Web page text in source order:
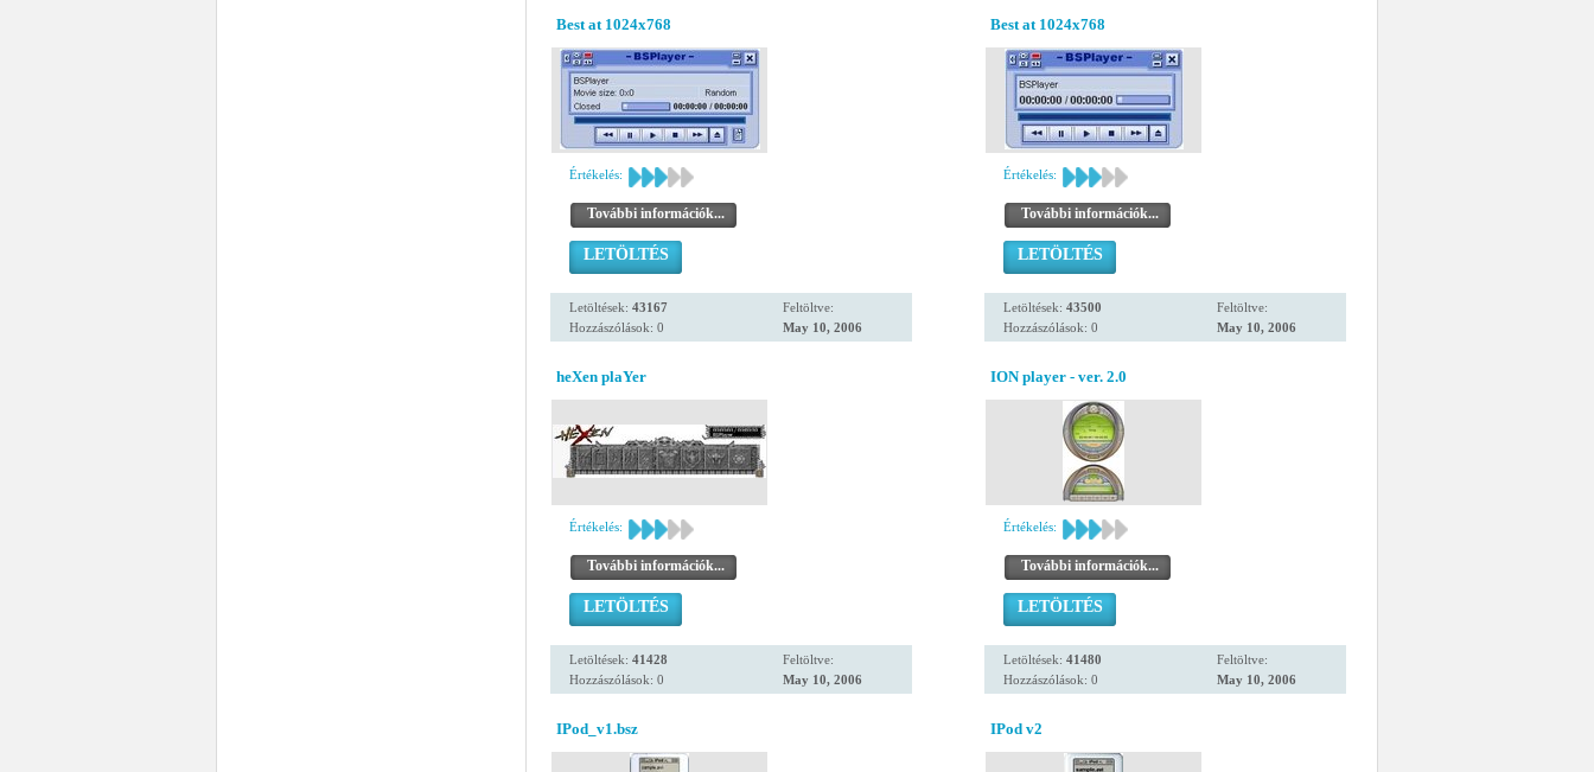
Best at 1024x768
Értékelés:
További információk...
LETÖLTÉS
Letöltések: 43167
Hozzászólások: 0
Feltöltve:
May 10, 2006
Best at 1024x768
Értékelés:
További információk...
LETÖLTÉS
Letöltések: 43500
Hozzászólások: 0
Feltöltve:
May 10, 2006
heXen plaYer
Értékelés:
További információk...
LETÖLTÉS
Letöltések: 41428
Hozzászólások: 0
Feltöltve:
May 10, 2006
ION player - ver. 2.0
Értékelés:
További információk...
LETÖLTÉS
Letöltések: 41480
Hozzászólások: 0
Feltöltve:
May 10, 2006
IPod_v1.bsz IPod v2